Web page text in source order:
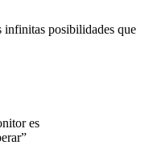
infinitas posibilidades que
es